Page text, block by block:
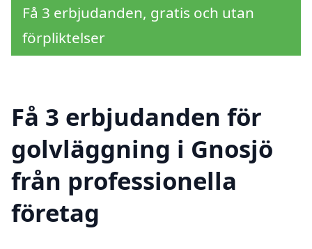
Få 3 erbjudanden, gratis och utan
förpliktelser
Få 3 erbjudanden för
golvläggning i Gnosjö
från professionella
företag